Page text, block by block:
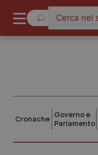
Cronache Governo e
Parlamento